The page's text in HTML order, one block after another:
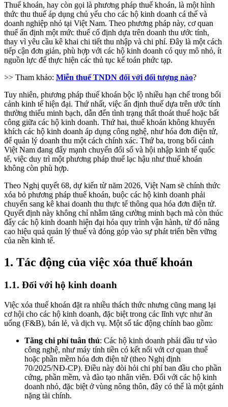
Thuế khoán, hay còn gọi là phương pháp thuế khoán, là một hình
thức thu thuế áp dụng chủ yếu cho các hộ kinh doanh cá thể và
doanh nghiệp nhỏ tại Việt Nam. Theo phương pháp này, cơ quan
thuế ấn định một mức thuế cố định dựa trên doanh thu ước tính,
thay vì yêu cầu kê khai chi tiết thu nhập và chi phí. Đây là một cách
tiếp cận đơn giản, phù hợp với các hộ kinh doanh có quy mô nhỏ, ít
nguồn lực để thực hiện các thủ tục kế toán phức tạp.
>> Tham khảo: Miễn thuế TNDN đối với đối tượng nào?
Tuy nhiên, phương pháp thuế khoán bộc lộ nhiều hạn chế trong bối
cảnh kinh tế hiện đại. Thứ nhất, việc ấn định thuế dựa trên ước tính
thường thiếu minh bạch, dẫn đến tình trạng thất thoát thuế hoặc bất
công giữa các hộ kinh doanh. Thứ hai, thuế khoán không khuyến
khích các hộ kinh doanh áp dụng công nghệ, như hóa đơn điện tử,
để quản lý doanh thu một cách chính xác. Thứ ba, trong bối cảnh
Việt Nam đang đẩy mạnh chuyển đổi số và hội nhập kinh tế quốc
tế, việc duy trì một phương pháp thuế lạc hậu như thuế khoán
không còn phù hợp.
Theo Nghị quyết 68, dự kiến từ năm 2026, Việt Nam sẽ chính thức
xóa bỏ phương pháp thuế khoán, buộc các hộ kinh doanh phải
chuyển sang kê khai doanh thu thực tế thông qua hóa đơn điện tử.
Quyết định này không chỉ nhằm tăng cường minh bạch mà còn thúc
đẩy các hộ kinh doanh hiện đại hóa quy trình vận hành, từ đó nâng
cao hiệu quả quản lý thuế và đóng góp vào sự phát triển bền vững
của nền kinh tế.
1. Tác động của việc xóa thuế khoán
1.1. Đối với hộ kinh doanh
Việc xóa thuế khoán đặt ra nhiều thách thức nhưng cũng mang lại
cơ hội cho các hộ kinh doanh, đặc biệt trong các lĩnh vực như ăn
uống (F&B), bán lẻ, và dịch vụ. Một số tác động chính bao gồm:
Tăng chi phí tuân thủ: Các hộ kinh doanh phải đầu tư vào
công nghệ, như máy tính tiền có kết nối với cơ quan thuế
hoặc phần mềm hóa đơn điện tử (theo Nghị định
70/2025/NĐ-CP). Điều này đòi hỏi chi phí ban đầu cho phần
cứng, phần mềm, và đào tạo nhân viên. Đối với các hộ kinh
doanh nhỏ, đặc biệt ở vùng nông thôn, đây có thể là một gánh
nặng tài chính.